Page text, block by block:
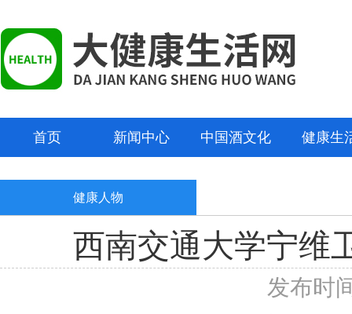
首页 新闻中心 中国酒文化 健康生
健康人物
西南交通大学宁维
发布时